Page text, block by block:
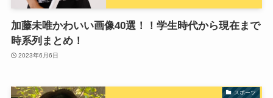
加藤未唯かわいい画像40選！！学生時代から現在まで
時系列まとめ！
2023年6月6日
スポーツ